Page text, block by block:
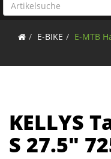
E-BIKE E-MTB
KELLYS
S 27.5"